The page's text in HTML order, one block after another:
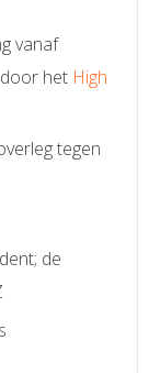
vanaf
het High
tegen
de